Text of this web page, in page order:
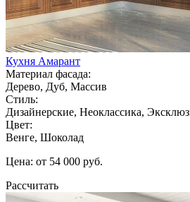
Кухня Амарант
Материал фасада:
Дерево, Дуб, Массив
Стиль:
Дизайнерские, Неоклассика,
Цвет:
Венге, Шоколад
Цена: от 54 000 руб.
Рассчитать